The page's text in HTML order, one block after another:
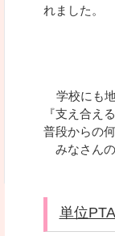
れました。
地域
学校にも地
『支え合え
普段からの
みなさんの
単位